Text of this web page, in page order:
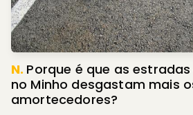
N. Porque é que as
no Minho desgastam mais
amortecedores?